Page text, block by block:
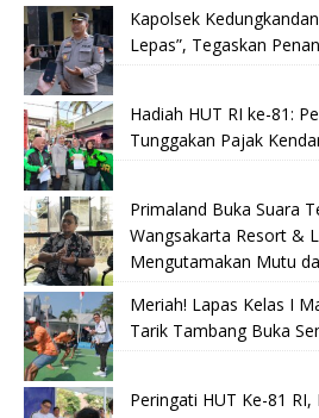
Kapolsek
Lepas”, Tegaskan
Hadiah HUT RI ke-81:
Tunggakan Pajak
Primaland Buka Suara
Wangsakarta Resort &
Mengutamakan Mutu
Meriah! Lapas Kelas I
Tarik Tambang Buka
Peringati HUT Ke-81